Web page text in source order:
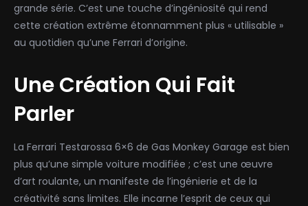
grande série. C’est une touche d’ingéniosité qui rend
cette création extrême étonnamment plus « utilisable »
au quotidien qu’une Ferrari d’origine.
Une Création Qui Fait
Parler
La Ferrari Testarossa 6×6 de Gas Monkey Garage est bien
plus qu’une simple voiture modifiée ; c’est une œuvre
d’art roulante, un manifeste de l’ingénierie et de la
créativité sans limites. Elle incarne l’esprit de ceux qui